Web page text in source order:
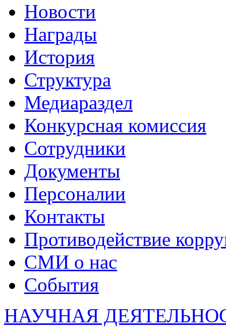
Новости
Награды
История
Структура
Медиараздел
Конкурсная комиссия
Сотрудники
Документы
Персоналии
Контакты
Противодействие
СМИ о нас
События
НАУЧНАЯ